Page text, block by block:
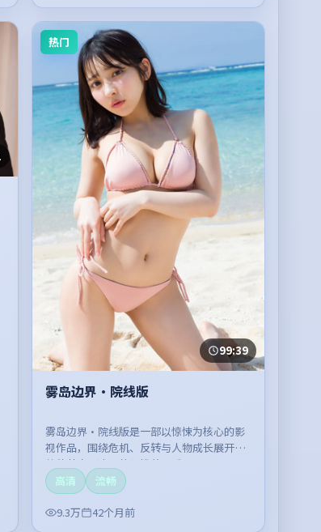
热门
99:39
雾岛边界·院线版
雾岛边界·院线版是一部以惊悚为核心的影
视作品，围绕危机、反转与人物成长展开，
整体节奏紧凑，值得推荐观看。
高清
流畅
9.3万 42个月前